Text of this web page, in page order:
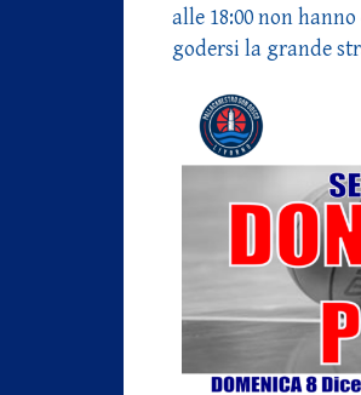
alle 18:00 non
godersi la grande